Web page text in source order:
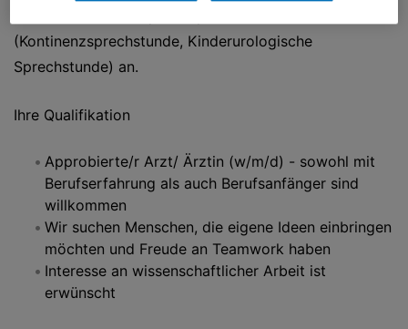
(Kontinenzsprechstunde, Kinderurologische
Sprechstunde) an.
Ihre Qualifikation
Approbierte/r Arzt/ Ärztin (w/m/d) - sowohl mit
Berufserfahrung als auch Berufsanfänger sind
willkommen
Wir suchen Menschen, die eigene Ideen einbringen
möchten und Freude an Teamwork haben
Interesse an wissenschaftlicher Arbeit ist
erwünscht